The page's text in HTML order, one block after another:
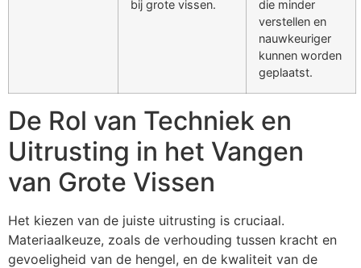
bij grote vissen.
die minder
verstellen en
nauwkeuriger
kunnen worden
geplaatst.
De Rol van Techniek en
Uitrusting in het Vangen
van Grote Vissen
Het kiezen van de juiste uitrusting is cruciaal.
Materiaalkeuze, zoals de verhouding tussen kracht en
gevoeligheid van de hengel, en de kwaliteit van de